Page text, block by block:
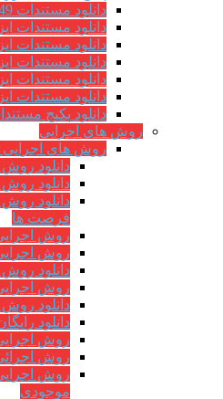
دانلود مستندات IATF 16949
دانلود مستندات ایزو 22000
دانلود مستندات ایزو 10002
دانلود مستندات ایزو 10004
دانلود مستندات ایزو 9001
دانلود مستندات ایزو 27001
دانلود پکیج مستندات ایزو 10015
روش های اجرایی
روش های اجرایی ایزو 9001
دانلود روش اجرایی
دانلود روش
دانلود روش
فرصت ها
روش اجرایی پایش و
روش اجرایی طراحی
دانلود روش اجرایی
روش اجرایی
دانلود روش اجرایی
دانلود رایگان روش
روش اجرایی برنامه
روش اجرائی
روش اجرایی